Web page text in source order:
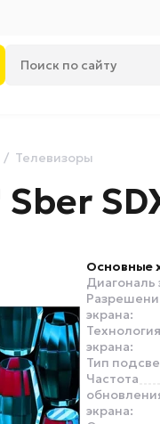
Телевизоры
Основные
Диагональ
экрана:
Технология
экрана:
Тип
Частота
экрана: